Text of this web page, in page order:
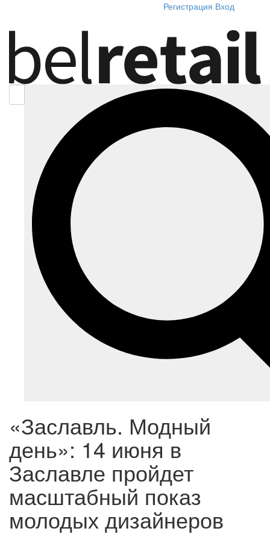
Регистрация Вход
«Заславль. Модный
день»: 14 июня в
Заславле пройдет
масштабный показ
молодых дизайнеров